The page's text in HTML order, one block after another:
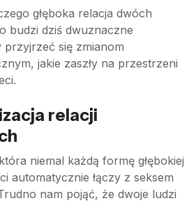
głęboka relacja dwóch
budzi dziś dwuznaczne
przyjrzeć się zmianom
jakie zaszły na przestrzeni
relacji
niemal każdą formę głębokiej
automatycznie łączy z seksem
nam pojąć, że dwoje ludzi